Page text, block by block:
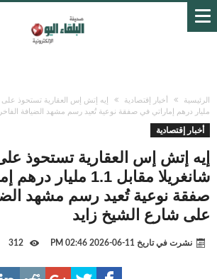
الرئيسية أخبار إقتصادية
مليار درهم إماراتي في صفقة نوعية تُعيد رسم مشهد الضيافة
أخبار إقتصادية
إيه إتش إس العقارية تستحوذ
شانغريلا مقابل 1.1
صفقة نوعية تُعيد رسم مشهد
على شارع الشيخ زايد
نشرت في تاريخ 11-06-2026 02:46 PM